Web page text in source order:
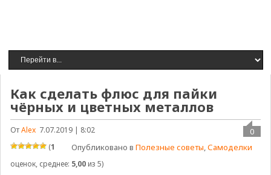
Как сделать флюс для пайки
чёрных и цветных металлов
ОтAlex 7.07.2019 | 8:02
0
Опубликовано вПолезные советы,Самоделки
(1
оценок, среднее: 5,00из 5)